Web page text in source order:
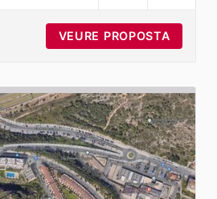
VEURE PROPOSTA